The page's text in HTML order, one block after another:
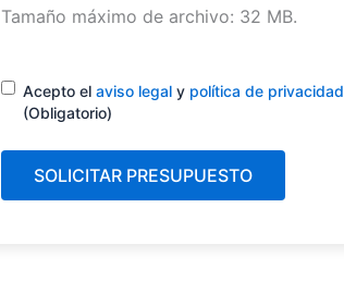
Tamaño máximo de archivo: 32 MB.
Consentimiento (Obligatorio)
Acepto el aviso legal y política de privacidad
(Obligatorio)